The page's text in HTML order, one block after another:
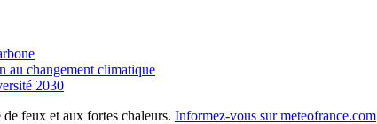
au changement climatique
2030
feux et aux fortes chaleurs. Informez-vous sur meteofrance.com